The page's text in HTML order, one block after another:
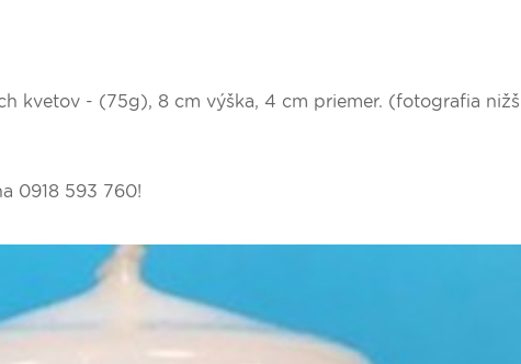
kvetov - (75g), 8 cm výška, 4 cm priemer. (fotografia
0918 593 760!